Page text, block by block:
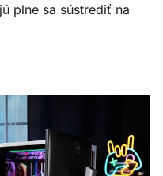
plne sa sústrediť na